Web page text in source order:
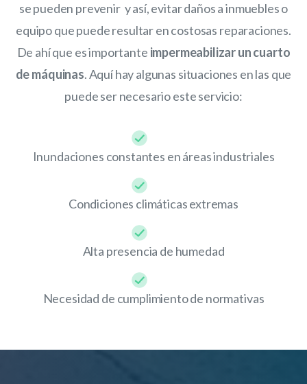
se pueden prevenir y así, evitar daños a inmuebles o
equipo que puede resultar en costosas reparaciones.
De ahí que es importante impermeabilizar un cuarto
de máquinas. Aquí hay algunas situaciones en las que
puede ser necesario este servicio:
Inundaciones constantes en áreas industriales
Condiciones climáticas extremas
Alta presencia de humedad
Necesidad de cumplimiento de normativas